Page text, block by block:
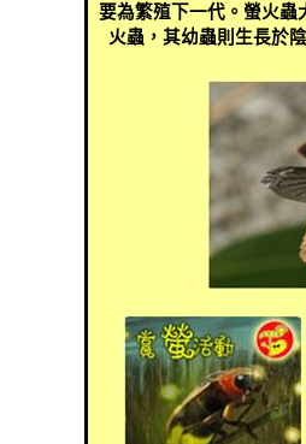
要為繁殖下一代。螢火蟲
火蟲，其幼蟲則生長於